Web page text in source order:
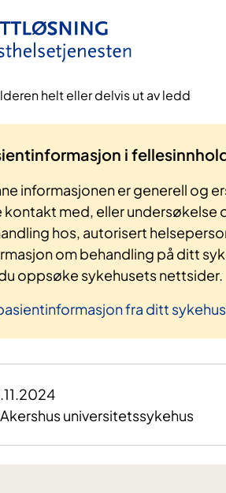
helt eller delvis ut av ledd
i
informasjonen er generell og
kontakt med, eller undersøkelse
hos, autorisert
om behandling på ditt
oppsøke sykehusets nettsider.
fra ditt sykehus
Akershus universitetssykehus